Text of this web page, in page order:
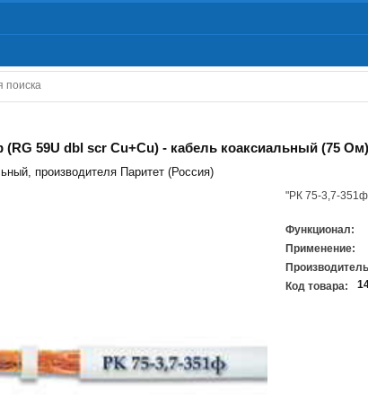
(RG 59U dbl scr Cu+Cu) - кабель коаксиальный (75 Ом)
производителя Паритет (Россия)
"РК 75-3,7-351ф
Функционал:
Применение:
Код товара: